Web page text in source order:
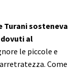
Turani sosteneva
al
le piccole e
Come